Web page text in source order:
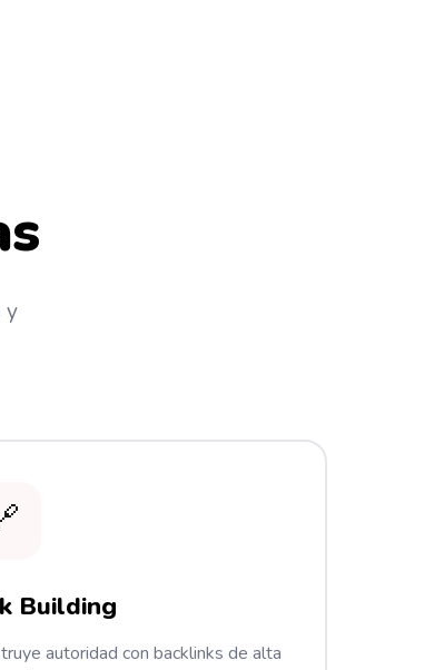
y
Building
autoridad con backlinks de alta